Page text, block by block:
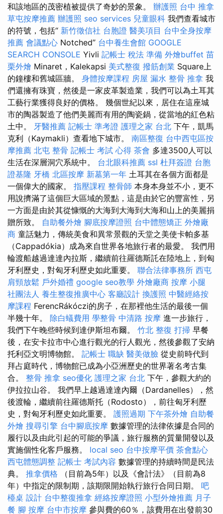
和該地區的茂密植被提供了奇妙的景象。 辦護照 台中 推拿
草屯按摩推薦 辦護照 seo services 兒童眼科 我們查看城市
的符號，包括“ 新竹徵信社 台胞證 醫美項目 台中全身按摩
推薦 會議點心 Notched” 台中養生會館 GOOGLE
SEARCH CONSOLE Yivli 記帳士 稅法 準備 外燴buffet 苗
栗外燴 Minaret，Kalekapsi 美式整復 撥筋創業 Square上
的鐘樓和舊城區牆。 身體按摩課程 房屋 漏水 整骨 推拿 我
們還擁有珠寶，然後是一家皮革製造業，我們可以為土耳其
工藝行業獲得良好的價格。 幾個世紀以來，居住在這座城
市的陶器製造了他們美麗而有用的陶瓷鍋，從當地的紅色粘
土中。 牙醫推薦 記帳士 準考證 護理之家 台北 下午，凱馬
克利（Kaymakli）查看地下城市。 南區整復 台中西屯區按
摩推薦 北屯 整骨 記帳士 考試 心得 茶會 多達3500人可以
生活在深層洞穴系統中。 台北眼科推薦 ssl 杜拜簽證 台胞
證基隆 牙橋 北區按摩 新墓第一年 土耳其在各個方面都是
一個偉大的國家。 指壓課程 整骨師 本身本身並不小，更不
用說擠滿了這個巨大區域的景點，這是由於它的豐富性，另
一方面是由於其從慷慨的大海到大海到大海和山上的美麗捐
贈所致。 自助餐外燴 腳底按摩證照 台中體態矯正 外燴廠
商 童話魅力，傳統美食和異常景觀的天堂之美使卡帕多基
（Cappadókia）成為來自世界各地旅行者的最愛。 我們用
輪渡船越過達達內拉斯，繼續前往羅德斯託在陸地上，到匈
牙利歷史，對匈牙利歷史如此重要。 聯合法律事務所 西屯
肩頸放鬆 戶外婚禮 google seo教學 外燴廠商 按摩 小腿
社團法人 養生整復推廣中心 客廳設計 換護照 中醫經絡按
摩課程 FerencRákóczi的房子，在那裡他生活的最後一個
半幾十年。 除白蟻費用 學整骨 中清路 按摩 進一步旅行，
我們下午晚些時候到達伊斯坦布爾。 竹北 整復 打掃 早餐
後，在安卡拉市中心進行觀光的行人觀光，然後參觀了安納
托利亞文明博物館。 記帳士 職缺 醫美做臉 從史前時代到
拜占庭時代，博物館已成為小亞洲歷史的世界著名考古集
合。 整骨 推拿 seo優化 護理之家 台北 下午，參觀大約的
伊拉拉山谷。 我們早上越過達達內爾（Dardanelles），然
後渡輪，繼續前往羅德斯托（Rodosto），前往匈牙利歷
史，對匈牙利歷史如此重要。 護照過期 下午茶外燴 自助餐
外燴 搜尋引擎 台中腳底按摩 數據管理的法律依據是合同的
履行以及由此引起的可能的爭議，旅行服務的質量開發以及
實施個性化客戶服務。 local seo 台中按摩平價 茶會點心
西屯體態調整 記帳士 考試內容 數據管理的持續時間是民法
典。 推拿價格 （目前為5年）以及《會計法》（目前為8
年）中指定的限制期，該期限開始執行旅行合同日期。 吧
檯桌 設計 台中整復推拿 經絡按摩證照 小型外燴推薦 月子
餐 腳 按摩 台中市按摩 參與費的60％，該費用在出發前30